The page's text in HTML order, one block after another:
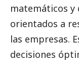
matemáticos y
orientados a
las empresas.
decisiones